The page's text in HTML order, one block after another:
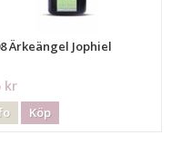
Ärkeängel Jophiel
kr
Köp